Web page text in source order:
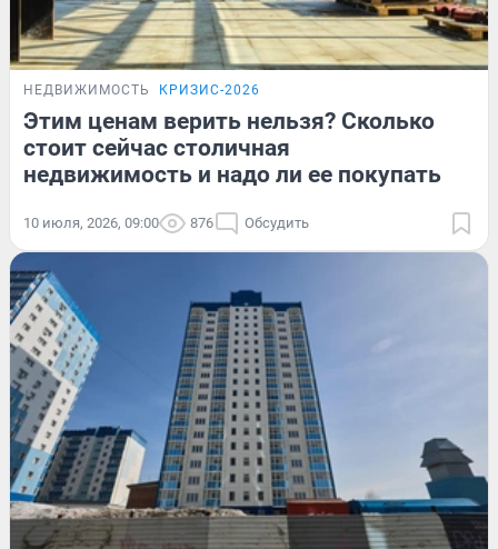
НЕДВИЖИМОСТЬ КРИЗИС-2026
Этим ценам верить нельзя? Сколько
стоит сейчас столичная
недвижимость и надо ли ее покупать
10 июля, 2026, 09:00 876 Обсудить